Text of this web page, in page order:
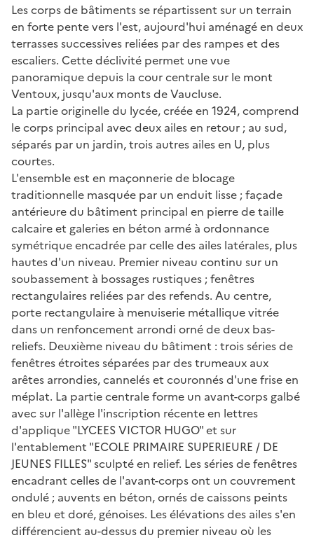
Les corps de bâtiments se répartissent sur un terrain
en forte pente vers l'est, aujourd'hui aménagé en deux
terrasses successives reliées par des rampes et des
escaliers. Cette déclivité permet une vue
panoramique depuis la cour centrale sur le mont
Ventoux, jusqu'aux monts de Vaucluse.
La partie originelle du lycée, créée en 1924, comprend
le corps principal avec deux ailes en retour ; au sud,
séparés par un jardin, trois autres ailes en U, plus
courtes.
L'ensemble est en maçonnerie de blocage
traditionnelle masquée par un enduit lisse ; façade
antérieure du bâtiment principal en pierre de taille
calcaire et galeries en béton armé à ordonnance
symétrique encadrée par celle des ailes latérales, plus
hautes d'un niveau. Premier niveau continu sur un
soubassement à bossages rustiques ; fenêtres
rectangulaires reliées par des refends. Au centre,
porte rectangulaire à menuiserie métallique vitrée
dans un renfoncement arrondi orné de deux bas-
reliefs. Deuxième niveau du bâtiment : trois séries de
fenêtres étroites séparées par des trumeaux aux
arêtes arrondies, cannelés et couronnés d'une frise en
méplat. La partie centrale forme un avant-corps galbé
avec sur l'allège l'inscription récente en lettres
d'applique "LYCEES VICTOR HUGO" et sur
l'entablement "ECOLE PRIMAIRE SUPERIEURE / DE
JEUNES FILLES" sculpté en relief. Les séries de fenêtres
encadrant celles de l'avant-corps ont un couvrement
ondulé ; auvents en béton, ornés de caissons peints
en bleu et doré, génoises. Les élévations des ailes s'en
différencient au-dessus du premier niveau où les